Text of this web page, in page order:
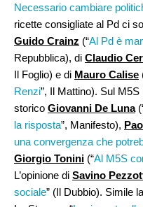
Necessario cambiare
ricette consigliate al Pd ci
Guido Crainz (“Al Pd è
Repubblica), di Claudio
Il Foglio) e di Mauro Calise
Renzi”, Il Mattino). Sul
storico Giovanni De Luna
la risposta”, Manifesto),
una convergenza che
Giorgio Tonini (“Al M5S
L’opinione di Savino
sociale” (Il Dubbio). Simile